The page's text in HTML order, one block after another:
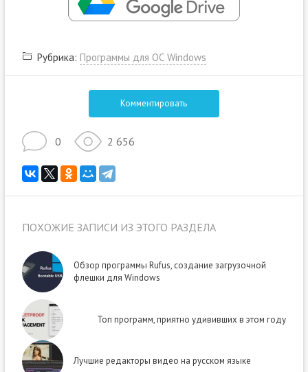
Рубрика: Программы для ОС Windows
Комментировать
0 2 656
ПОХОЖИЕ ЗАПИСИ ИЗ ЭТОГО РАЗДЕЛА
Обзор программы Rufus, создание загрузочной
флешки для Windows
Топ программ, приятно удививших в этом году
Лучшие редакторы видео на русском языке